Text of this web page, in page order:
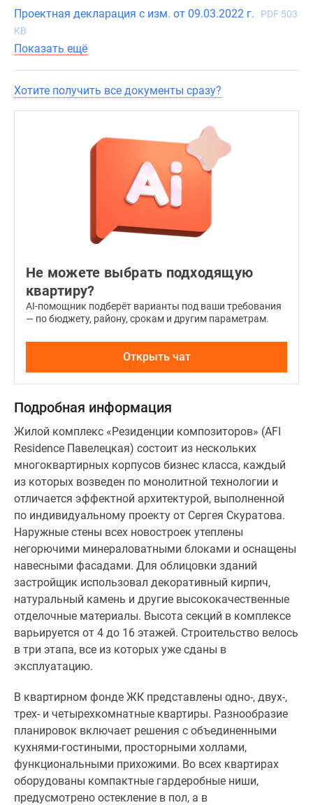
метров.
Готовое
жилье
передается
оконных
стеклопакетов
улучшенной
звукоизоляцией,
оборудования
приборов
подключение
всех
коммуникаций
вплоть
до
скоростного
интернета,
гидроизоляцию
«мокрых»
зон
и
выравнивание
поверхностей.
Квартиры
ЖК
«Резиденции
композиторов»
от
застройщика
распроданы.
Проектная декларация с изм. от 09.03.2022 г.
PDF 503
KB
Показать ещё
Хотите получить все документы сразу?
Не можете выбрать подходящую
квартиру?
AI-помощник подберёт варианты под ваши требования
— по бюджету, району, срокам и другим параметрам.
Открыть чат
Подробная информация
Жилой комплекс «Резиденции композиторов» (AFI
Residence Павелецкая) состоит из нескольких
многоквартирных корпусов бизнес класса, каждый
из которых возведен по монолитной технологии и
отличается эффектной архитектурой, выполненной
по индивидуальному проекту от Сергея Скуратова.
Наружные стены всех новостроек утеплены
негорючими минераловатными блоками и оснащены
навесными фасадами. Для облицовки зданий
застройщик использовал декоративный кирпич,
натуральный камень и другие высококачественные
отделочные материалы. Высота секций в комплексе
варьируется от 4 до 16 этажей. Строительство велось
в три этапа, все из которых уже сданы в
эксплуатацию.
В квартирном фонде ЖК представлены одно-, двух-,
трех- и четырехкомнатные квартиры. Разнообразие
планировок включает решения с объединенными
кухнями-гостиными, просторными холлами,
функциональными прихожими. Во всех квартирах
оборудованы компактные гардеробные ниши,
предусмотрено остекление в пол, а в